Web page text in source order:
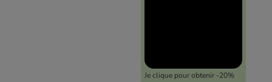
Je clique pour obtenir -20%